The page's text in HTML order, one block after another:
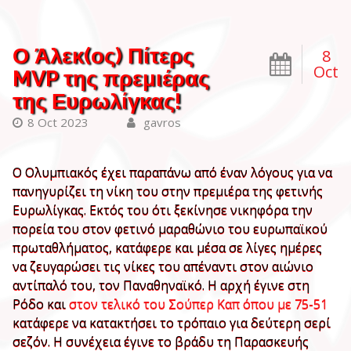
8
Oct
Ο Άλεκ(ος) Πίτερς
MVP της πρεμιέρας
της Ευρωλίγκας!
8 Oct 2023 gavros
Ο Ολυμπιακός έχει παραπάνω από έναν λόγους για να
πανηγυρίζει τη νίκη του στην πρεμιέρα της φετινής
Ευρωλίγκας. Εκτός του ότι ξεκίνησε νικηφόρα την
πορεία του στον φετινό μαραθώνιο του ευρωπαϊκού
πρωταθλήματος, κατάφερε και μέσα σε λίγες ημέρες
να ζευγαρώσει τις νίκες του απέναντι στον αιώνιο
αντίπαλό του, τον Παναθηναϊκό. Η αρχή έγινε στη
Ρόδο καιστον τελικό του Σούπερ Καπ όπου με 75-51
κατάφερε να κατακτήσει το τρόπαιο για δεύτερη σερί
σεζόν. Η συνέχεια έγινε το βράδυ τη Παρασκευής